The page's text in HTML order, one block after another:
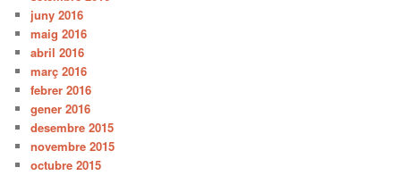
juny 2016
maig 2016
abril 2016
març 2016
febrer 2016
gener 2016
desembre 2015
novembre 2015
octubre 2015